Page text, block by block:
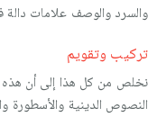
والسرد والوصف علامات دالة
تركيب وتقويم
نخلص من كل هذا إلى أن هذه
النصوص الدينية والأسطورة